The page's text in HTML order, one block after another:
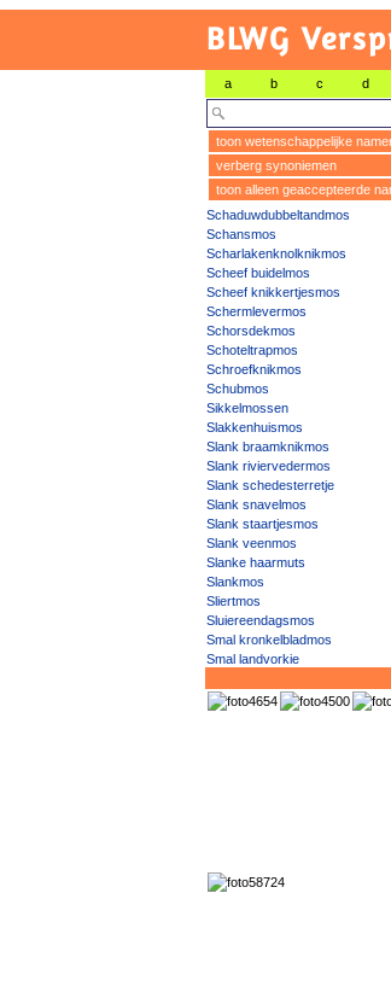
BLWG
a b c d
toon wetenschappelijke
verberg synoniemen
toon alleen geaccepteerde
Schaduwdubbeltandmos
Schansmos
Scharlakenknolknikmos
Scheef buidelmos
Scheef knikkertjesmos
Schermlevermos
Schorsdekmos
Schoteltrapmos
Schroefknikmos
Schubmos
Sikkelmossen
Slakkenhuismos
Slank braamknikmos
Slank riviervedermos
Slank schedesterretje
Slank snavelmos
Slank staartjesmos
Slank veenmos
Slanke haarmuts
Slankmos
Sliertmos
Sluiereendagsmos
Smal kronkelbladmos
Smal landvorkje
Smal trapmos
Spatsnavelmos
Speldenknopmos